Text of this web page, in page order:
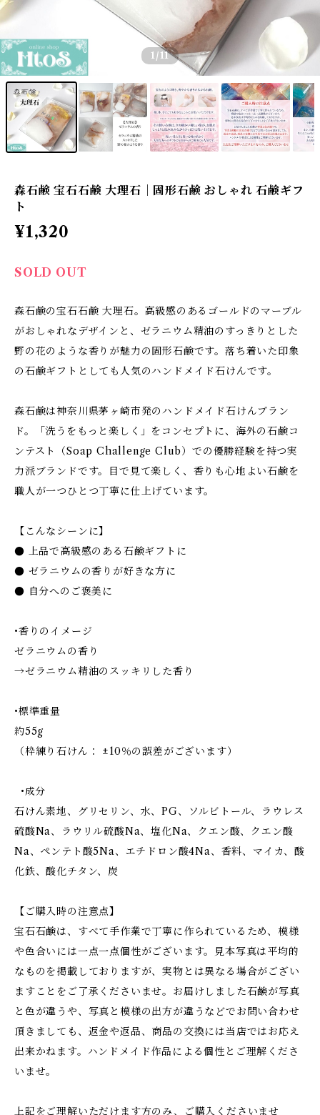
1 /11
森石鹸 宝石石鹸 大理石｜固形石鹸 おしゃれ 石鹸ギフ
ト
¥1,320
SOLD OUT
森石鹸の宝石石鹸 大理石。高級感のあるゴールドのマーブル
がおしゃれなデザインと、ゼラニウム精油のすっきりとした
野の花のような香りが魅力の固形石鹸です。落ち着いた印象
の石鹸ギフトとしても人気のハンドメイド石けんです。
森石鹸は神奈川県茅ヶ崎市発のハンドメイド石けんブラン
ド。「洗うをもっと楽しく」をコンセプトに、海外の石鹸コ
ンテスト（Soap Challenge Club）での優勝経験を持つ実
力派ブランドです。目で見て楽しく、香りも心地よい石鹸を
職人が一つひとつ丁寧に仕上げています。
【こんなシーンに】
● 上品で高級感のある石鹸ギフトに
● ゼラニウムの香りが好きな方に
● 自分へのご褒美に
•香りのイメージ
ゼラニウムの香り
→ゼラニウム精油のスッキリした香り
•標準重量
約55g
（枠練り石けん： ±10％の誤差がございます）
•成分
石けん素地、グリセリン、水、PG、ソルビトール、ラウレス
硫酸Na、ラウリル硫酸Na、塩化Na、クエン酸、クエン酸
Na、ペンテト酸5Na、エチドロン酸4Na、香料、マイカ、酸
化鉄、酸化チタン、炭
【ご購入時の注意点】
宝石石鹸は、すべて手作業で丁寧に作られているため、模様
や色合いには一点一点個性がございます。見本写真は平均的
なものを掲載しておりますが、実物とは異なる場合がござい
ますことをご了承くださいませ。お届けしました石鹸が写真
と色が違うや、写真と模様の出方が違うなどでお問い合わせ
頂きましても、返金や返品、商品の交換には当店ではお応え
出来かねます。ハンドメイド作品による個性とご理解くださ
いませ。
上記をご理解いただけます方のみ、ご購入くださいませ